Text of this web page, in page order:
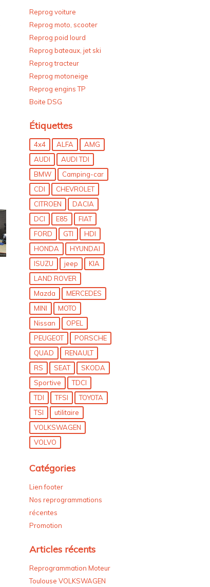
Reprog voiture
Reprog moto, scooter
Reprog poid lourd
Reprog bateaux, jet ski
Reprog tracteur
Reprog motoneige
Reprog engins TP
Boite DSG
Étiquettes
4x4 ALFA
AMG
AUDI
AUDI TDI
BMW
Camping-car
CDI
CHEVROLET
CITROEN
DACIA
DCI
E85
FIAT
FORD
GTI
HDI
HONDA
HYUNDAI
ISUZU
jeep
KIA
LAND ROVER
Mazda
MERCEDES
MINI
MOTO
Nissan
OPEL
PEUGEOT
PORSCHE
QUAD
RENAULT
RS
SEAT
SKODA
Sportive
TDCI
TDI
TFSI
TOYOTA
TSI
utilitaire
VOLKSWAGEN
VOLVO
Catégories
Lien footer
Nos reprogrammations
récentes
Promotion
Articles récents
Reprogrammation Moteur
Toulouse VOLKSWAGEN